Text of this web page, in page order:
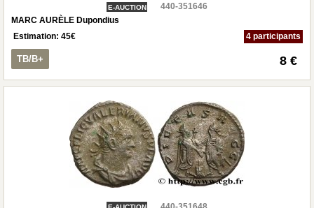
E-AUCTION
440-351646
MARC AURÈLE Dupondius
Estimation: 45€ 4 participants
TB/B+ 8 €